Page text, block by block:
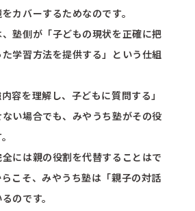
カバーするためなのです。
塾側が「子どもの現状を正確に把
学習方法を提供する」という仕組
容を理解し、子どもに質問する」
い場合でも、みやうち塾がその役
には親の役割を代替することはで
こそ、みやうち塾は「親子の対話
のです。